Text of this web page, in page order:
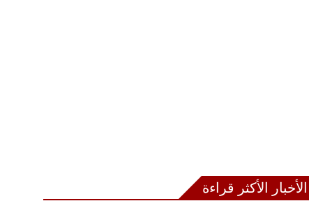
الأخبار الأكثر قراءة